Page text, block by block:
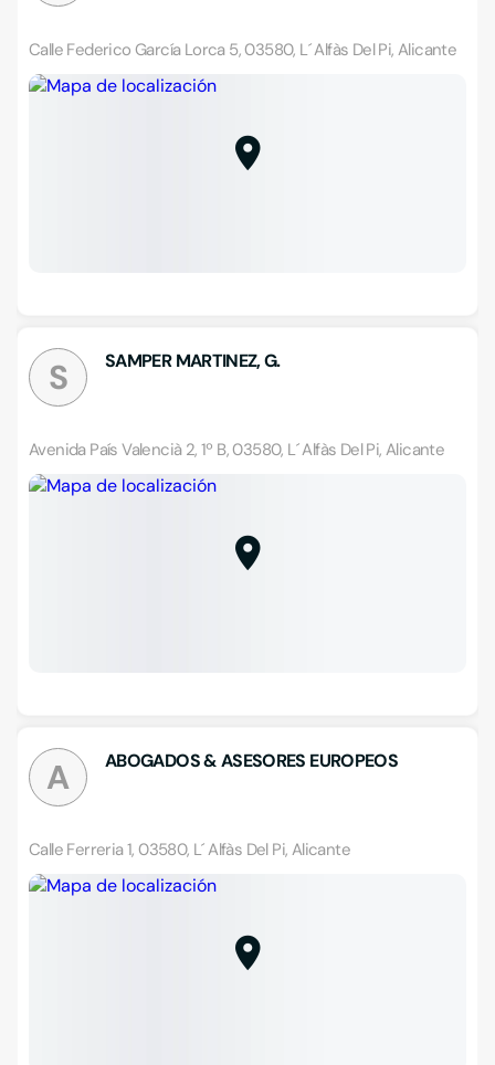
Calle Federico García Lorca 5, 03580, L´ Alfàs Del Pi, Alicante
S SAMPER MARTINEZ, G.
Avenida País Valencià 2, 1º B, 03580, L´ Alfàs Del Pi, Alicante
A ABOGADOS & ASESORES EUROPEOS
Calle Ferreria 1, 03580, L´ Alfàs Del Pi, Alicante